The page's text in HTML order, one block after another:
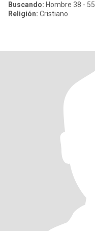
Buscando: Hombre 38 - 55
Religión: Cristiano